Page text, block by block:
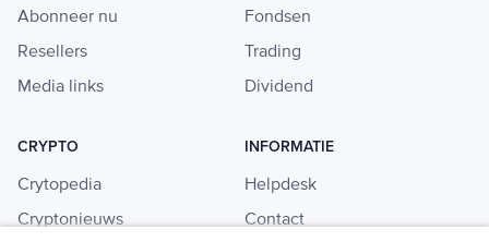
Abonneer nu
Resellers
Media links
Fondsen
Trading
Dividend
CRYPTO
Crytopedia
Cryptonieuws
INFORMATIE
Helpdesk
Contact